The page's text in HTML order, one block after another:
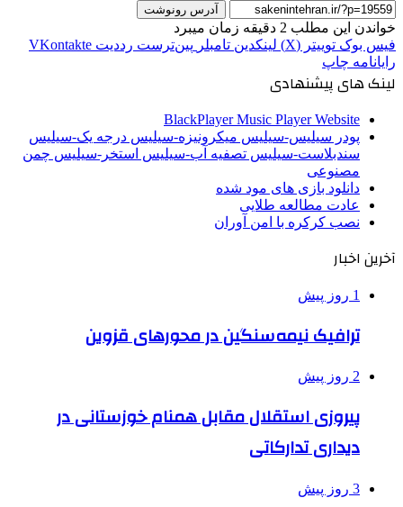
آدرس رونوشت
خواندن این مطلب 2 دقیقه زمان میبرد
فیس بوک توییتر (X) لینکدین ‫تامبلر ‫پین‌ترست ‫رددیت ‫VKontakte
رایانامه چاپ
لینک های پیشنهادی
BlackPlayer Music Player Website
پودر سیلیس-سیلیس میکرونیزه-سیلیس درجه یک-سیلیس
سندبلاست-سیلیس تصفیه آب-سیلیس استخر-سیلیس چمن
مصنوعی
دانلود بازی های مود شده
عادت مطالعه طلایی
نصب کرکره با امن آوران
آخرین اخبار
1 روز پیش
ترافیک نیمه‌سنگین در محورهای قزوین
2 روز پیش
پیروزی استقلال مقابل همنام خوزستانی در
دیداری تدارکاتی
3 روز پیش